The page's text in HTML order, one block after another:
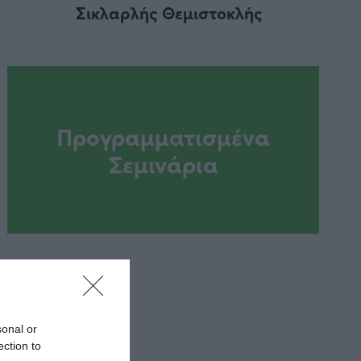
or
to
Σικλαρλής Θεμιστοκλής
Προγραμματισμένα
Σεμινάρια